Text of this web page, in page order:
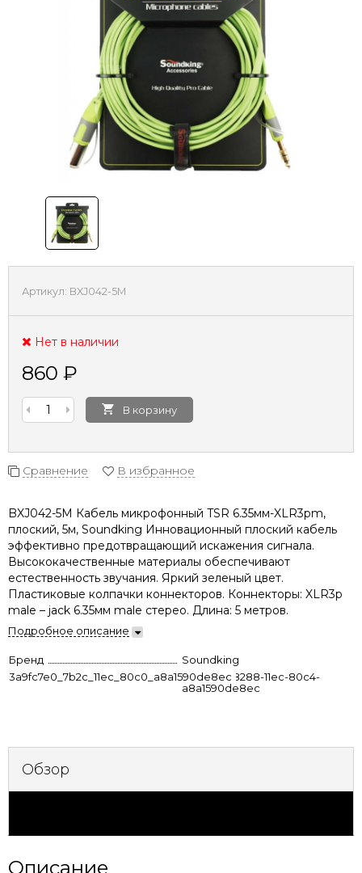
Артикул: BXJ042-5M
Нет в наличии
860 ₽
В корзину
Сравнение В избранное
BXJ042-5M Кабель микрофонный TSR 6.35мм-XLR3pm,
плоский, 5м, Soundking Инновационный плоский кабель
эффективно предотвращающий искажения сигнала.
Высококачественные материалы обеспечивают
естественность звучания. Яркий зеленый цвет.
Пластиковые колпачки коннекторов. Коннекторы: XLR3p
male – jack 6.35мм male стерео. Длина: 5 метров.
Подробное описание
Бренд
Soundking
3a9fc7e0_7b2c_11ec_80c0_a8a1590de8ecfc2df8a8-8288-11ec-80c4-
a8a1590de8ec
Обзор
Описание